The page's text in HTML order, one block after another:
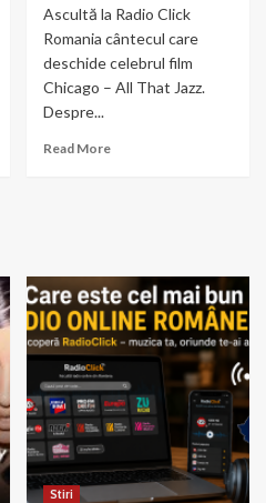
Ascultă la Radio Click
Romania cântecul care
deschide celebrul film
Chicago – All That Jazz.
Despre...
Read MoreRead
Jazz
Stiri